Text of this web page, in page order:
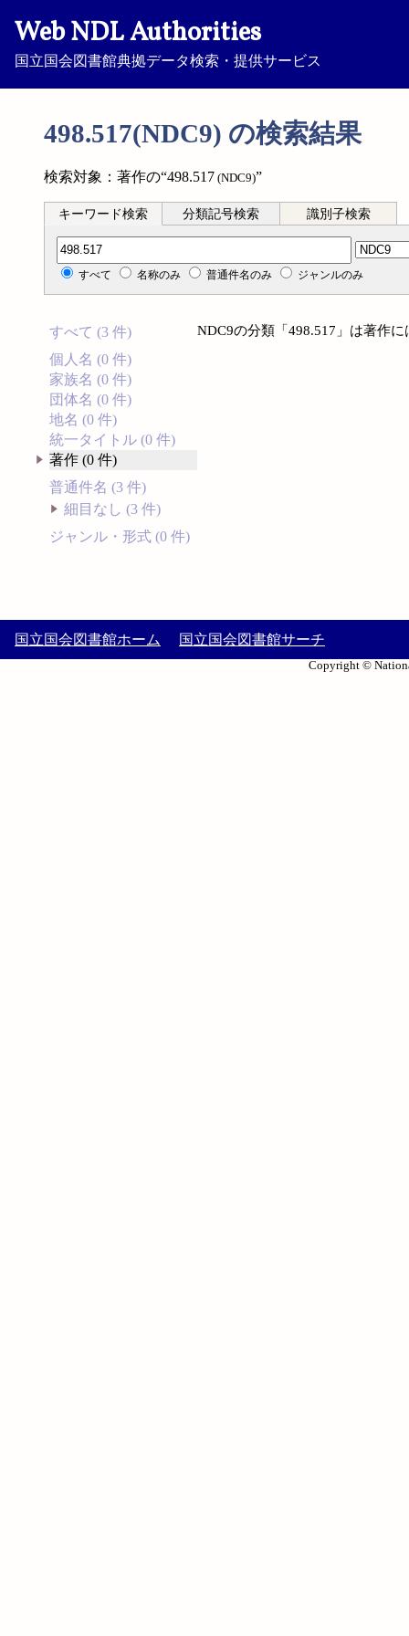
Web NDL Authorities
国立国会図書館典拠データ検索・提供サービス
498.517(NDC9) の検索結果
検索対象：著作の“498.517 (NDC9)”
キーワード検索 分類記号検索 識別子検索
分類記号検索
すべて 名称のみ 普通件名のみ ジャンルのみ
すべて (3 件)
個人名 (0 件)
家族名 (0 件)
団体名 (0 件)
地名 (0 件)
統一タイトル (0 件)
著作 (0 件)
普通件名 (3 件)
細目なし (3 件)
ジャンル・形式 (0 件)
NDC9の分類「498.517」は著作
国立国会図書館ホーム 国立国会図書館サーチ
Copyright ©